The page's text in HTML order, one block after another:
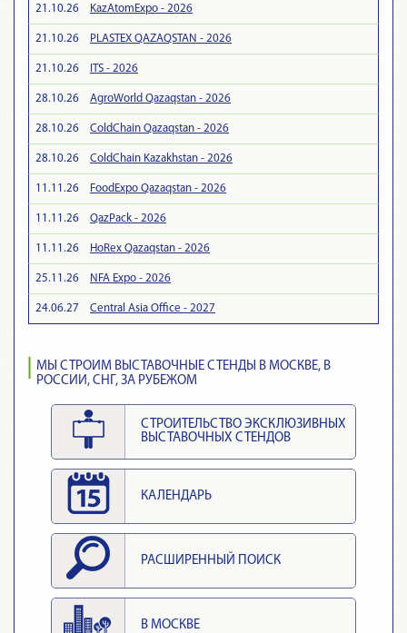
21.10.26 KazAtomExpo - 2026
21.10.26 PLASTEX QAZAQSTAN - 2026
21.10.26 ITS - 2026
28.10.26 AgroWorld Qazaqstan - 2026
28.10.26 ColdChain Qazaqstan - 2026
28.10.26 ColdChain Kazakhstan - 2026
11.11.26 FoodExpo Qazaqstan - 2026
11.11.26 QazPack - 2026
11.11.26 HoRex Qazaqstan - 2026
25.11.26 NFA Expo - 2026
24.06.27 Central Asia Office - 2027
МЫ СТРОИМ ВЫСТАВОЧНЫЕ СТЕНДЫ В МОСКВЕ, В
РОССИИ, СНГ, ЗА РУБЕЖОМ
СТРОИТЕЛЬСТВО ЭКСКЛЮЗИВНЫХ
ВЫСТАВОЧНЫХ СТЕНДОВ
КАЛЕНДАРЬ
РАСШИРЕННЫЙ ПОИСК
В МОСКВЕ